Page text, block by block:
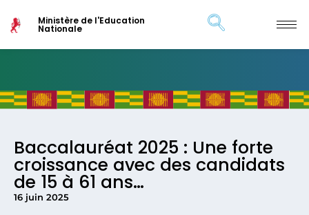
Ministère de l'Education
Nationale
Baccalauréat 2025 : Une forte
croissance avec des candidats
de 15 à 61 ans…
16 juin 2025